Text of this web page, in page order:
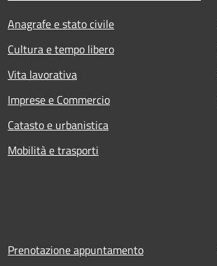
Anagrafe e stato civile
Cultura e tempo libero
Vita lavorativa
Imprese e Commercio
Catasto e urbanistica
Mobilità e trasporti
Prenotazione appuntamento